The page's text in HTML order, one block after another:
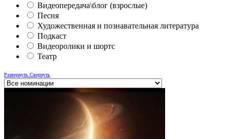
Видеопередача\блог (взрослые)
Песня
Художественная и познавательная литература
Подкаст
Видеоролики и шортс
Театр
Развернуть Свернуть